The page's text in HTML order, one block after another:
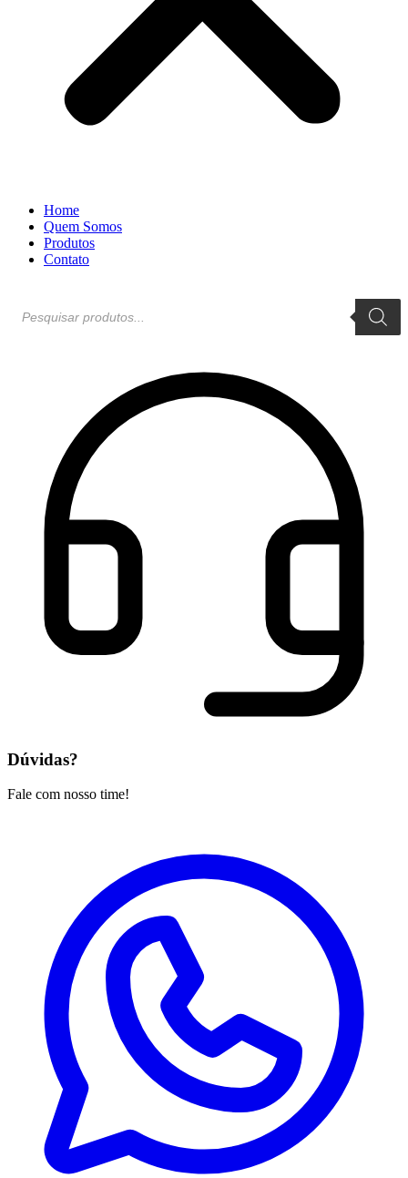
Home
Quem Somos
Produtos
Contato
produtos
Dúvidas?
Fale com nosso time!